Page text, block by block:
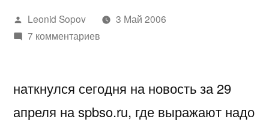
Написано
автором
Leonid Sopov
3 Май 2006
7 комментариев
наткнулся сегодня на новость за 29
апреля на spbso.ru, где выражают надо